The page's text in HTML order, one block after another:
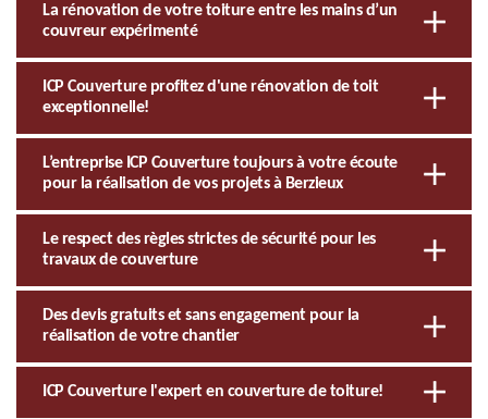
La rénovation de votre toiture entre les mains d’un
couvreur expérimenté
ICP Couverture profitez d'une rénovation de toit
exceptionnelle!
L’entreprise ICP Couverture toujours à votre écoute
pour la réalisation de vos projets à Berzieux
Le respect des règles strictes de sécurité pour les
travaux de couverture
Des devis gratuits et sans engagement pour la
réalisation de votre chantier
ICP Couverture l'expert en couverture de toiture!